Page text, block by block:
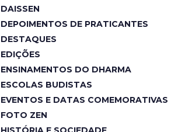
DAISSEN
DEPOIMENTOS DE PRATICANTES
DESTAQUES
EDIÇÕES
ENSINAMENTOS DO DHARMA
ESCOLAS BUDISTAS
EVENTOS E DATAS COMEMORATIVAS
FOTO ZEN